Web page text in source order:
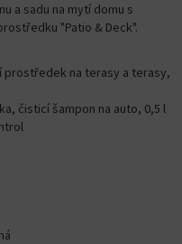
a sadu na mytí domu s
"Patio & Deck".
prostředek na terasy a terasy,
čisticí šampon na auto, 0,5 l